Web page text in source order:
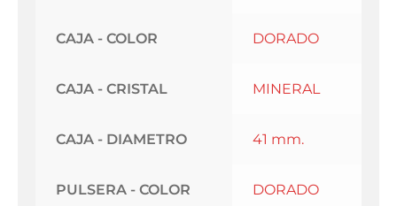
CAJA - COLOR DORADO
CAJA - CRISTAL MINERAL
CAJA - DIAMETRO 41 mm.
PULSERA - COLOR DORADO